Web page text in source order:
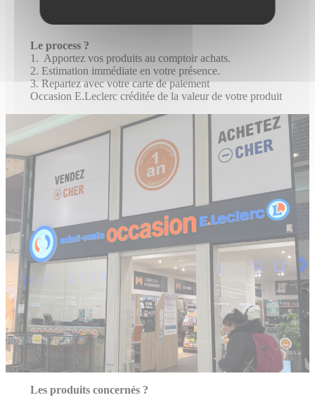
Le process ?
1. Apportez vos produits au comptoir achats.
2. Estimation immédiate en votre présence.
3. Repartez avec votre carte de paiement
Occasion E.Leclerc créditée de la valeur de votre produit
Les produits concernés ?